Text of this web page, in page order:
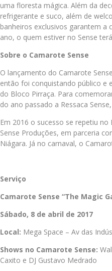
uma floresta mágica. Além da
refrigerante e suco, além de
banheiros exclusivos garantem a
ano, o quem estiver no Sense
Sobre o Camarote Sense
O lançamento do Camarote
então foi conquistando público e
do Bloco Pirraça. Para
do ano passado a Ressaca
Em 2016 o sucesso se repetiu
Sense Produções, em parceria
Niágara. Já no carnaval, o
Serviço
Camarote Sense “The Magic
Sábado, 8 de abril de 2017
Local: Mega Space – Av das
Shows no Camarote Sense:
Caxito e DJ Gustavo Medrado